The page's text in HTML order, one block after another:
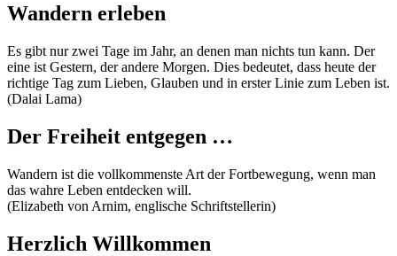
Wandern erleben
Es gibt nur zwei Tage im Jahr, an denen man nichts tun kann. Der
eine ist Gestern, der andere Morgen. Dies bedeutet, dass heute der
richtige Tag zum Lieben, Glauben und in erster Linie zum Leben ist.
(Dalai Lama)
Der Freiheit entgegen …
Wandern ist die vollkommenste Art der Fortbewegung, wenn man
das wahre Leben entdecken will.
(Elizabeth von Arnim, englische Schriftstellerin)
Herzlich Willkommen